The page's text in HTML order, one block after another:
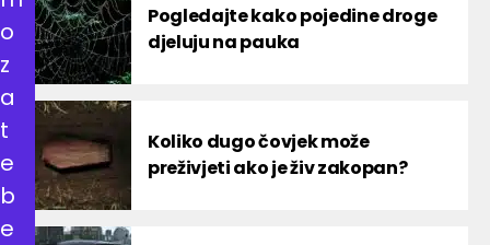
Pogledajte kako pojedine droge
djeluju na pauka
Koliko dugo čovjek može
preživjeti ako je živ zakopan?
o
z
a
t
e
b
e